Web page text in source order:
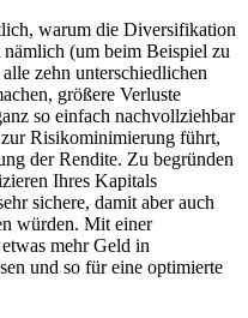
warum die Diversifikation
(um beim Beispiel zu
zehn unterschiedlichen
größere Verluste
so einfach nachvollziehbar
Risikominimierung führt,
der Rendite. Zu begründen
Ihres Kapitals
sichere, damit aber auch
würden. Mit einer
mehr Geld in
und so für eine optimierte